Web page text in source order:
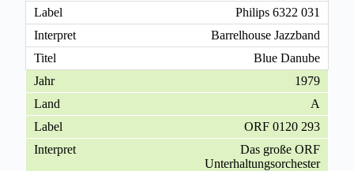
Philips 6322 031
Barrelhouse Jazzband
Blue Danube
1979
A
ORF 0120 293
Das große ORF
Unterhaltungsorchester